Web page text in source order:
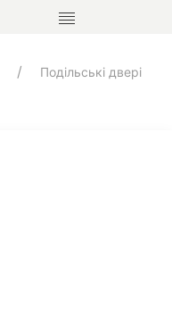
Подільські двері